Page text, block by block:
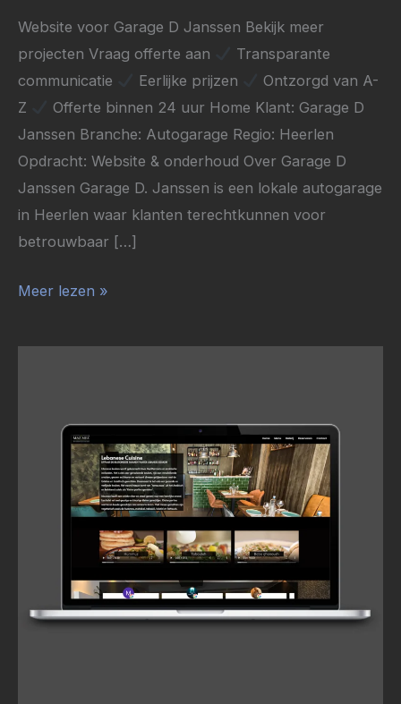
Website voor Garage D Janssen Bekijk meer
projecten Vraag offerte aan
Transparante
communicatie
Eerlijke prijzen
Ontzorgd van A-
Z
Offerte binnen 24 uur Home Klant: Garage D
Janssen Branche: Autogarage Regio: Heerlen
Opdracht: Website & onderhoud Over Garage D
Janssen Garage D. Janssen is een lokale autogarage
in Heerlen waar klanten terechtkunnen voor
betrouwbaar […]
Janssen
Meer lezen »
Restaurant
(Amsterdam)